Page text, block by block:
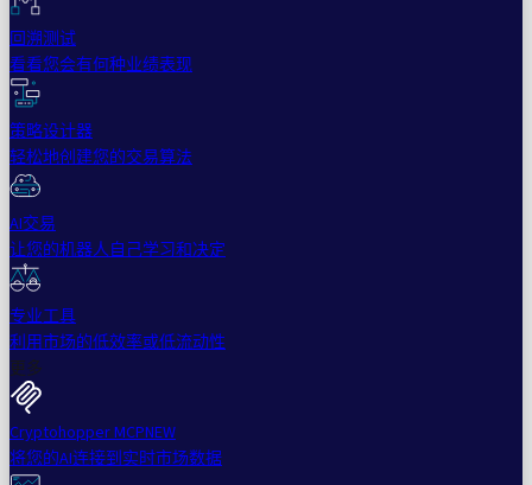
回溯测试
看看您会有何种业绩表现
策略设计器
轻松地创建您的交易算法
AI交易
让您的机器人自己学习和决定
专业工具
利用市场的低效率或低流动性
更多
Cryptohopper MCPNEW
将您的AI连接到实时市场数据